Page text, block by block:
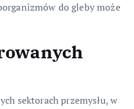
do gleby może
sektorach przemysłu, w